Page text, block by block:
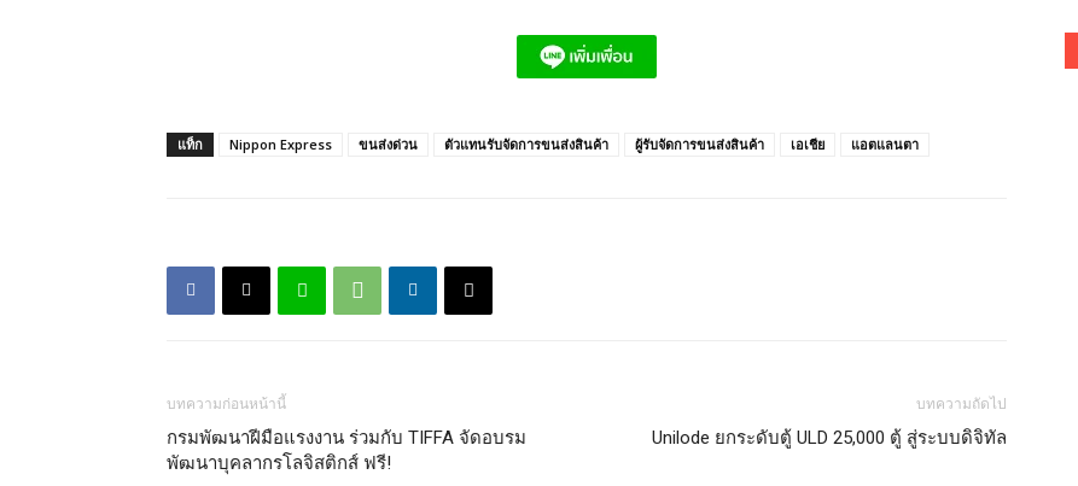
แท็ก Nippon Express ขนส่งด่วน ตัวแทนรับจัดการขนส่งสินค้า ผู้รับจัดการขนส่งสินค้า เอเชีย แอตแลนตา
บทความก่อนหน้านี้
กรมพัฒนาฝีมือแรงงาน ร่วมกับ TIFFA จัดอบรม
พัฒนาบุคลากรโลจิสติกส์ ฟรี!
บทความถัดไป
Unilode ยกระดับตู้ ULD 25,000 ตู้ สู่ระบบดิจิทัล